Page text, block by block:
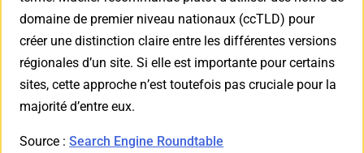
domaine de premier niveau nationaux (ccTLD) pour
créer une distinction claire entre les différentes versions
régionales d’un site. Si elle est importante pour certains
sites, cette approche n’est toutefois pas cruciale pour la
majorité d’entre eux.
Source :Search Engine Roundtable